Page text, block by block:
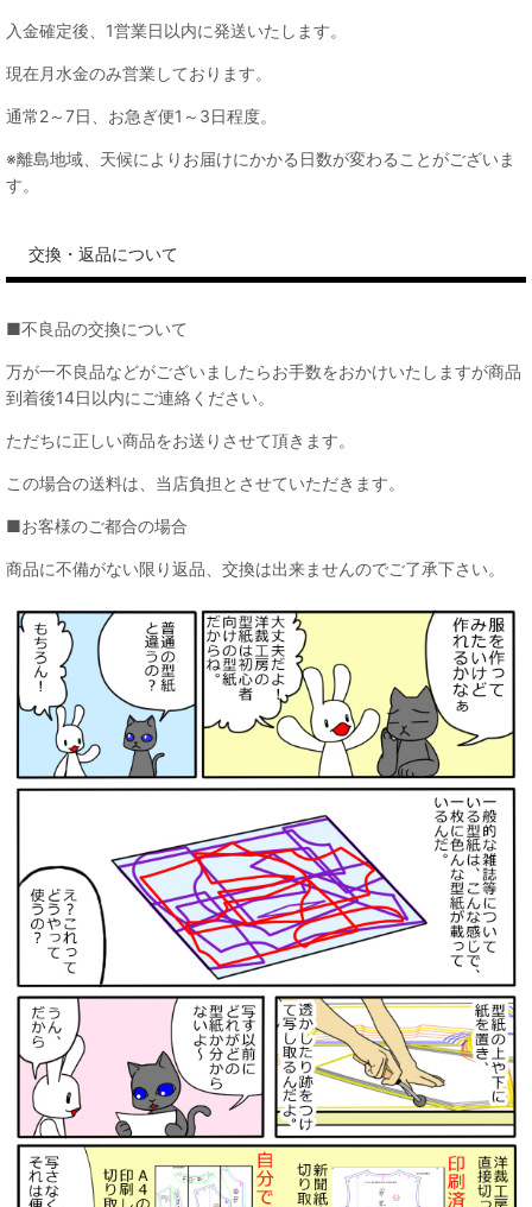
入金確定後、1営業日以内に発送いたします。
現在月水金のみ営業しております。
通常2～7日、お急ぎ便1～3日程度。
※離島地域、天候によりお届けにかかる日数が変わることがございま
す。
交換・返品について
■不良品の交換について
万が一不良品などがございましたらお手数をおかけいたしますが商品
到着後14日以内にご連絡ください。
ただちに正しい商品をお送りさせて頂きます。
この場合の送料は、当店負担とさせていただきます。
■お客様のご都合の場合
商品に不備がない限り返品、交換は出来ませんのでご了承下さい。